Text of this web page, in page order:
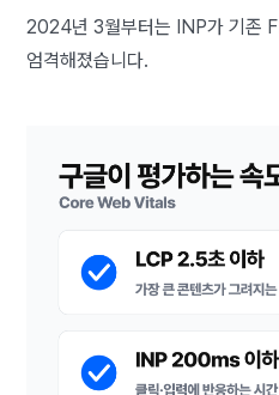
2024년 3월부터는 INP가 기존
엄격해졌습니다.